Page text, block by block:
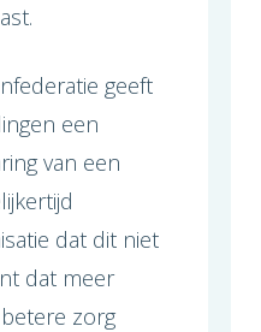
geeft
een
van een
dat dit niet
dat meer
zorg